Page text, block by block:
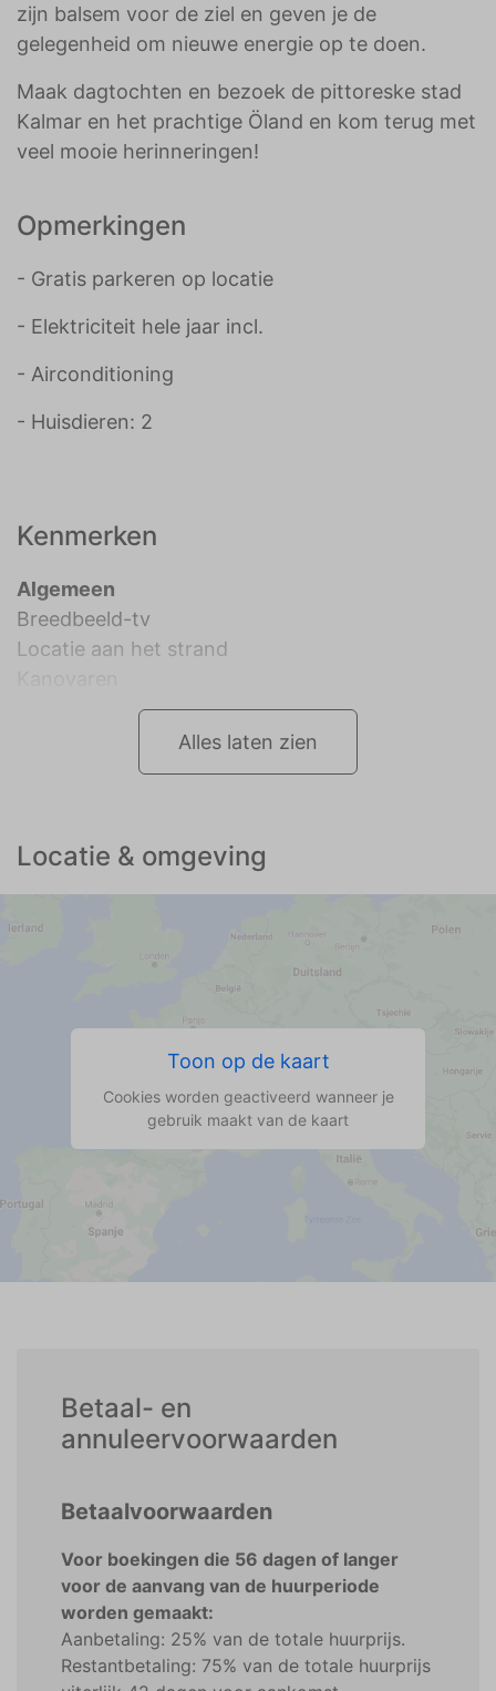
zijn balsem voor de ziel en geven je de
gelegenheid om nieuwe energie op te doen.
Maak dagtochten en bezoek de pittoreske stad
Kalmar en het prachtige Öland en kom terug met
veel mooie herinneringen!
Opmerkingen
- Gratis parkeren op locatie
- Elektriciteit hele jaar incl.
- Airconditioning
- Huisdieren: 2
Kenmerken
Algemeen
Breedbeeld-tv
Locatie aan het strand
Alles laten zien
Locatie & omgeving
Toon op de kaart
Cookies worden geactiveerd wanneer je
gebruik maakt van de kaart
Betaal- en
annuleervoorwaarden
Betaalvoorwaarden
Voor boekingen die 56 dagen of langer
voor de aanvang van de huurperiode
worden gemaakt:
Aanbetaling: 25% van de totale huurprijs.
Restantbetaling: 75% van de totale huurprijs